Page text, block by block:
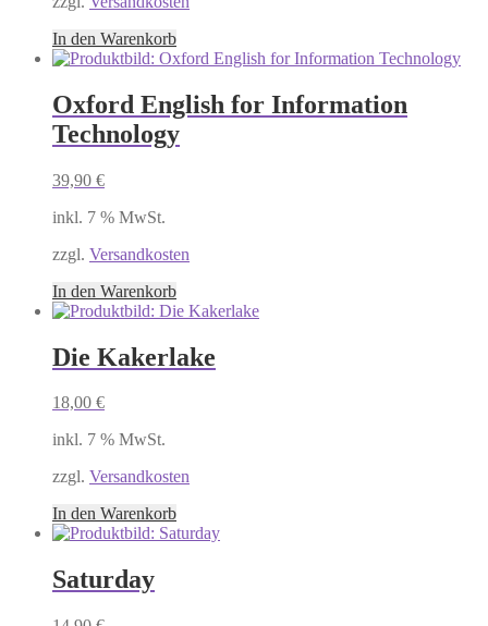
In den Warenkorb
Oxford English for Information
Technology
39,90 €
inkl. 7 % MwSt.
zzgl. Versandkosten
In den Warenkorb
Die Kakerlake
18,00 €
inkl. 7 % MwSt.
zzgl. Versandkosten
In den Warenkorb
Saturday